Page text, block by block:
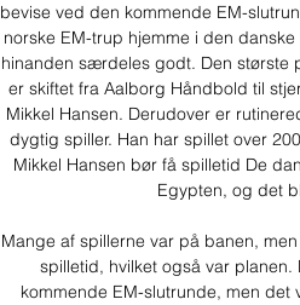
bevise ved den kommende EM-
norske EM-trup hjemme i den
hinanden særdeles godt. Den største
er skiftet fra Aalborg Håndbold til
Mikkel Hansen. Derudover er
dygtig spiller. Han har spillet over
Mikkel Hansen bør få spilletid De
Egypten, og det
Mange af spillerne var på banen,
spilletid, hvilket også var
kommende EM-slutrunde, men